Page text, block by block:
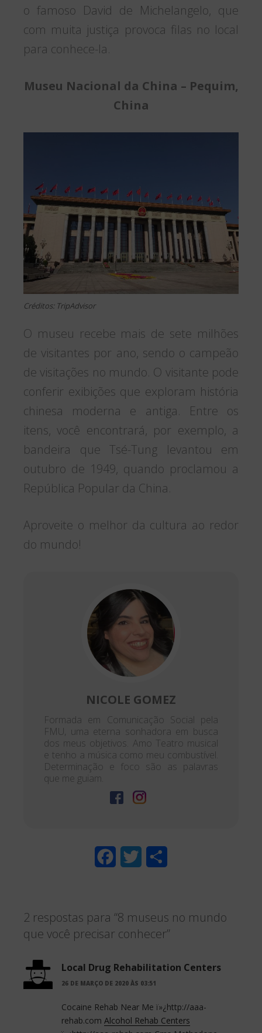
o famoso David de Michelangelo, que
com muita justiça provoca filas no local
para conhece-la.
Museu Nacional da China – Pequim,
China
Créditos: TripAdvisor
O museu recebe mais de sete milhões
de visitantes por ano, sendo o campeão
de visitações no mundo. O visitante pode
conferir exibições que exploram história
chinesa moderna e antiga. Entre os
itens, você encontrará, por exemplo, a
bandeira que Tsé-Tung levantou em
outubro de 1949, quando proclamou a
República Popular da China.
Aproveite o melhor da cultura ao redor
do mundo!
NICOLE GOMEZ
Formada em Comunicação Social pela
FMU, uma eterna sonhadora em busca
dos meus objetivos. Amo Teatro musical
e tenho a música como meu combustível.
Determinação e foco são as palavras
que me guiam.
e
b
o
o
k
t
t
e
r
r
2 respostas para “8 museus no mundo
que você precisar conhecer”
Local Drug Rehabilitation Centers
26 DE MARÇO DE 2020 ÀS 03:51
Cocaine Rehab Near Me ï»¿http://aaa-
rehab.com Alcohol Rehab Centers